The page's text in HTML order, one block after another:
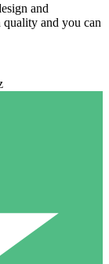
and
and you can